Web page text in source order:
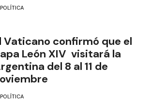
POLÍTICA
Vaticano confirmó que el
León XIV visitará la
del 8 al 11 de
POLÍTICA